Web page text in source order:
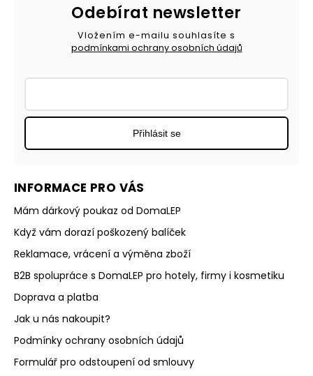
INFORMACE PRO VÁS
Mám dárkový poukaz od DomaLEP
Když vám dorazí poškozený balíček
Reklamace, vrácení a výměna zboží
B2B spolupráce s DomaLEP pro hotely, firmy i kosmetiku
Doprava a platba
Jak u nás nakoupit?
Podmínky ochrany osobních údajů
Formulář pro odstoupení od smlouvy
Odebírat newsletter
Vložením e-mailu souhlasíte s
podmínkami ochrany osobních údajů
Přihlásit se